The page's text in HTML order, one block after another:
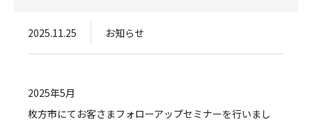
2025.11.25 お知らせ
2025年5月
枚方市にてお客さまフォローアップセミナーを行いまし